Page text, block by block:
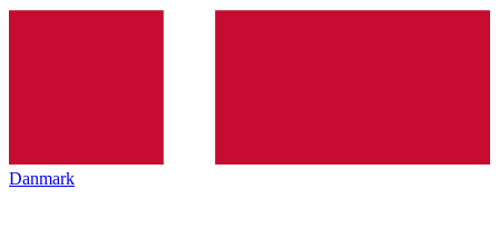
Danmark